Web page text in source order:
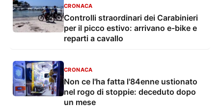
CRONACA
Controlli straordinari dei Carabinieri
per il picco estivo: arrivano e-bike e
reparti a cavallo
CRONACA
Non ce l'ha fatta l'84enne ustionato
nel rogo di stoppie: deceduto dopo
un mese